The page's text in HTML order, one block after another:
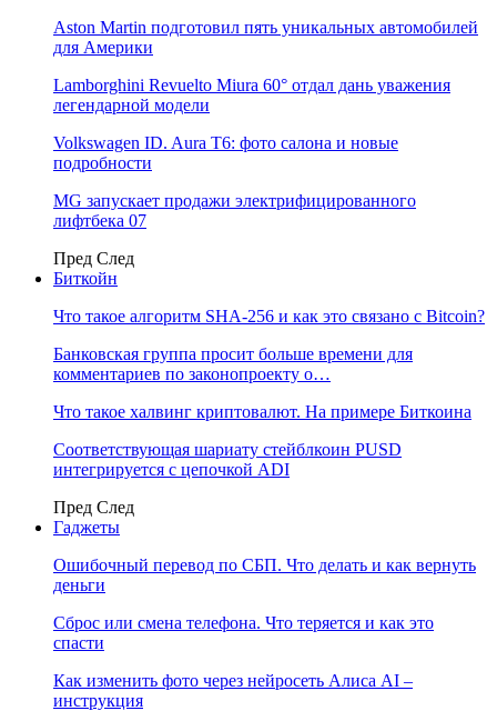
Aston Martin подготовил пять уникальных автомобилей
для Америки
Lamborghini Revuelto Miura 60° отдал дань уважения
легендарной модели
Volkswagen ID. Aura T6: фото салона и новые
подробности
MG запускает продажи электрифицированного
лифтбека 07
Пред След
Биткойн
Что такое алгоритм SHA-256 и как это связано с Bitcoin?
Банковская группа просит больше времени для
комментариев по законопроекту о…
Что такое халвинг криптовалют. На примере Биткоина
Соответствующая шариату стейблкоин PUSD
интегрируется с цепочкой ADI
Пред След
Гаджеты
Ошибочный перевод по СБП. Что делать и как вернуть
деньги
Сброс или смена телефона. Что теряется и как это
спасти
Как изменить фото через нейросеть Алиса AI –
инструкция